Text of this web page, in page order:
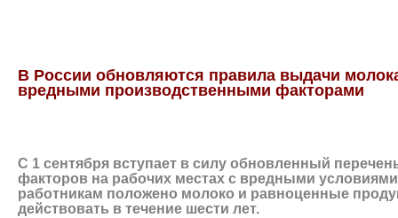
В России обновляются правила выдачи
вредными производственными факторами
С 1 сентября вступает в силу обновленный
факторов на рабочих местах с вредными
работникам положено молоко и равноценные
действовать в течение шести лет.